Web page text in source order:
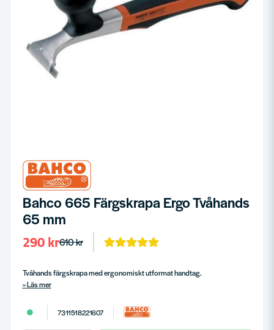
Bahco 665 Färgskrapa Ergo Tvåhands
65 mm
610 kr
290 kr
Tvåhands färgskrapa med ergonomiskt utformat handtag.
Läs mer
7311518221607